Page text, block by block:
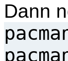
Dann